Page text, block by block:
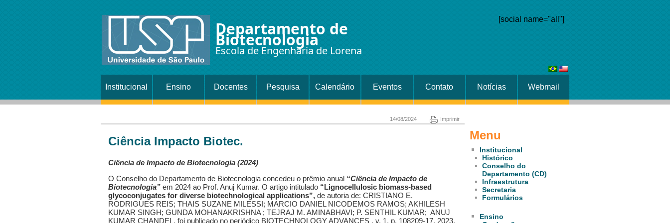
Departamento de
Biotecnologia
Escola de Engenharia de Lorena
[social name="all"]
Institucional Ensino Docentes Pesquisa Calendário Eventos Contato Notícias Webmail
14/08/2024 Imprimir
Ciência Impacto Biotec.
Ciência de Impacto de Biotecnologia (2024)
O Conselho do Departamento de Biotecnologia concedeu o prêmio anual “Ciência de Impacto de
Biotecnologia” em 2024 ao Prof. Anuj Kumar. O artigo intitulado “Lignocellulosic biomass-based
glycoconjugates for diverse biotechnological applications”, de autoria de: CRISTIANO E.
RODRIGUES REIS; THAIS SUZANE MILESSI; MARCIO DANIEL NICODEMOS RAMOS; AKHILESH
KUMAR SINGH; GUNDA MOHANAKRISHNA ; TEJRAJ M. AMINABHAVI; P. SENTHIL KUMAR; ANUJ
KUMAR CHANDEL, foi publicado no periódico BIOTECHNOLOGY ADVANCES , v. 1, p. 108209-17, 2023,
Menu
Institucional
Histórico
Conselho do
Departamento (CD)
Infraestrutura
Secretaria
Formulários
Ensino